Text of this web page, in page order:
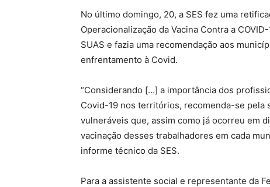
No último domingo, 20, a SES fez uma
Operacionalização da Vacina Contra a
SUAS e fazia uma recomendação aos
enfrentamento à Covid.
“Considerando […] a importância dos
Covid-19 nos territórios, recomenda-se pela
vulneráveis que, assim como já ocorreu em
vacinação desses trabalhadores em cada
informe técnico da SES.
Para a assistente social e representante da